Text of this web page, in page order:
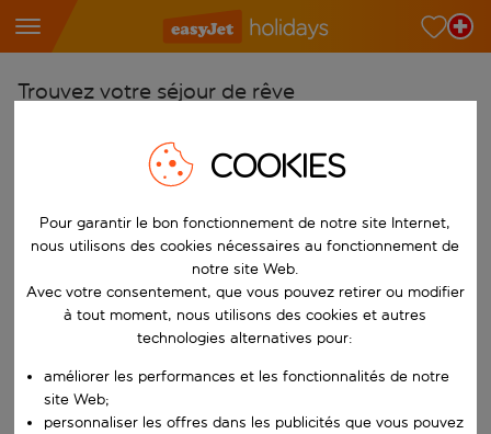
Trouvez votre séjour de rêve
Choisissez votre aéroport
Choisissez votre destination
Vers
Choisissez vos dates
Quand
COOKIES
Pour garantir le bon fonctionnement de notre site Internet,
nous utilisons des cookies nécessaires au fonctionnement de
notre site Web.
Avec votre consentement, que vous pouvez retirer ou modifier
à tout moment, nous utilisons des cookies et autres
technologies alternatives pour:
améliorer les performances et les fonctionnalités de notre
site Web;
personnaliser les offres dans les publicités que vous pouvez